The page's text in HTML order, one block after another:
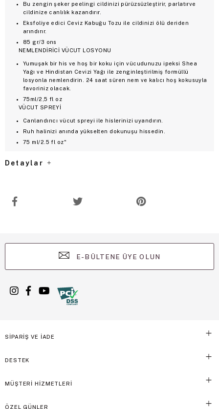
Bu zengin şeker peelingi cildinizi pürüzsüzleştirir, parlatırve
cildinize canlılık kazandırır.
Eksfoliye edici Ceviz Kabuğu Tozu ile cildinizi ölü deriden
arındırır.
85 gr/3 ons
NEMLENDİRİCİ VÜCUT LOSYONU
Yumuşak bir his ve hoş bir koku için vücudunuzu ipeksi Shea
Yağı ve Hindistan Cevizi Yağı ile zenginleştirilmiş formüllü
losyonla nemlendirin. 24 saat süren nem ve kalıcı hoş kokusuyla
favoriniz olacak.
75ml/2,5 fl oz
VÜCUT SPREYİ
Canlandırıcı vücut spreyi ile hislerinizi uyandırın.
Ruh halinizi anında yükselten dokunuşu hissedin.
75 ml/2.5 fl oz"
Detaylar
E-BÜLTENE ÜYE OLUN
SİPARİŞ VE İADE
DESTEK
MÜŞTERİ HİZMETLERİ
ÖZEL GÜNLER